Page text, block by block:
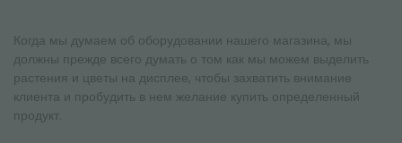
Когда мы думаем об оборудовании нашего магазина, мы
должны прежде всего думать о том как мы можем выделить
растения и цветы на дисплее, чтобы захватить внимание
клиента и пробудить в нем желание купить определенный
продукт.